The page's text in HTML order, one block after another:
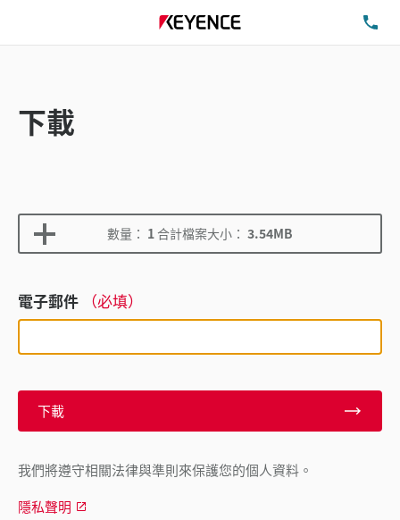
下載
數量： 1合計檔案大小： 3.54MB
電子郵件 （必填）
下載
我們將遵守相關法律與準則來保護您的個人資料。
隱私聲明